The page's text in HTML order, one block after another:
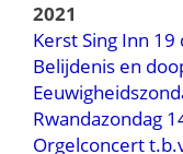
2021
Kerst Sing Inn
Belijdenis en
Rwandazondag
Orgelconcert